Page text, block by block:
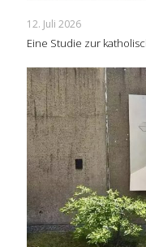
12. Juli 2026
Eine Studie zur